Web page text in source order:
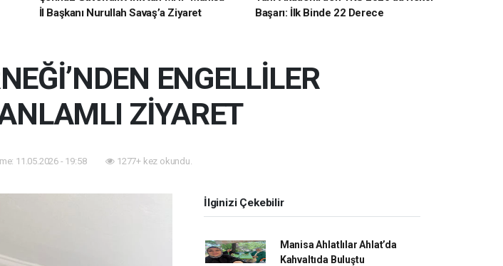
İl Başkanı Nurullah Savaş’a Ziyaret
Başarı: İlk Binde 22 Derece
ENGELLİLER
ZİYARET
11.05.2026 - 19:58 1277+ kez okundu.
İlginizi Çekebilir
Manisa Ahlatlılar Ahlat’da
Kahvaltıda Buluştu